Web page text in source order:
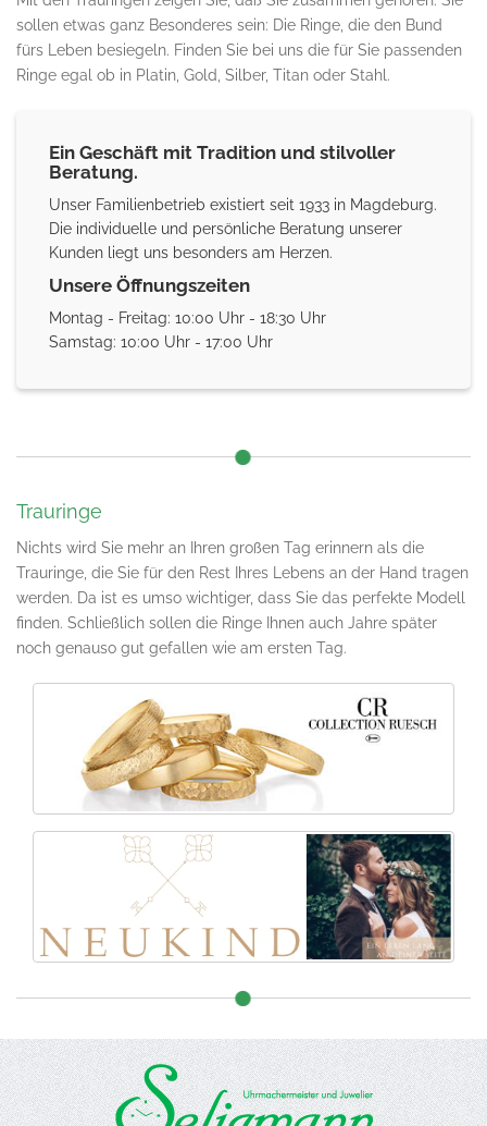
sollen etwas ganz Besonderes sein: Die Ringe, die den Bund
fürs Leben besiegeln. Finden Sie bei uns die für Sie passenden
Ringe egal ob in Platin, Gold, Silber, Titan oder Stahl.
Ein Geschäft mit Tradition und stilvoller
Beratung.
Unser Familienbetrieb existiert seit 1933 in Magdeburg.
Die individuelle und persönliche Beratung unserer
Kunden liegt uns besonders am Herzen.
Unsere Öffnungszeiten
Montag - Freitag: 10:00 Uhr - 18:30 Uhr
Samstag: 10:00 Uhr - 17:00 Uhr
Trauringe
Nichts wird Sie mehr an Ihren großen Tag erinnern als die
Trauringe, die Sie für den Rest Ihres Lebens an der Hand tragen
werden. Da ist es umso wichtiger, dass Sie das perfekte Modell
finden. Schließlich sollen die Ringe Ihnen auch Jahre später
noch genauso gut gefallen wie am ersten Tag.